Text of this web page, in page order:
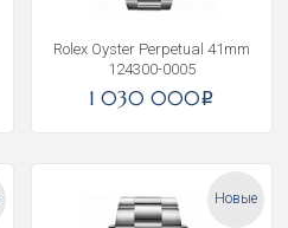
Rolex Oyster Perpetual 41mm
124300-0005
1 030 000i
Новые